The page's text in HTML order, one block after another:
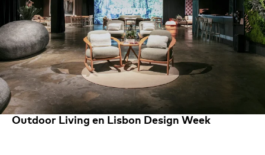
Outdoor Living en Lisbon Design Week